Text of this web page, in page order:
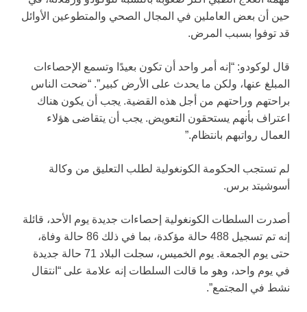
حين أن بعض العاملين في المجال الصحي والمتطوعين الأوائل
قد توفوا بسبب المرض.
قال لوكودو: “إنه أمر واحد أن تكون بعيدًا وتسمع الإحصاءات
المبلغ عنها، ولكن ما يحدث على الأرض كبير”. “ضحت الناس
براحتهم وراحتهم من أجل هذه القضية. يجب أن يكون هناك
اعتراف بأنهم يستحقون التعويض. يجب أن يتقاضى هؤلاء
العمال رواتبهم بانتظام.”
لم تستجب الحكومة الكونغولية لطلب التعليق من وكالة
أسوشيتد برس.
أصدرت السلطات الكونغولية إحصاءات جديدة يوم الأحد، قائلة
إنه تم تسجيل 488 حالة مؤكدة، بما في ذلك 86 حالة وفاة،
حتى يوم الجمعة. يوم الخميس، سجلت البلاد 71 حالة جديدة
في يوم واحد، وهو ما قالت السلطات إنه علامة على “انتقال
نشط في المجتمع”.